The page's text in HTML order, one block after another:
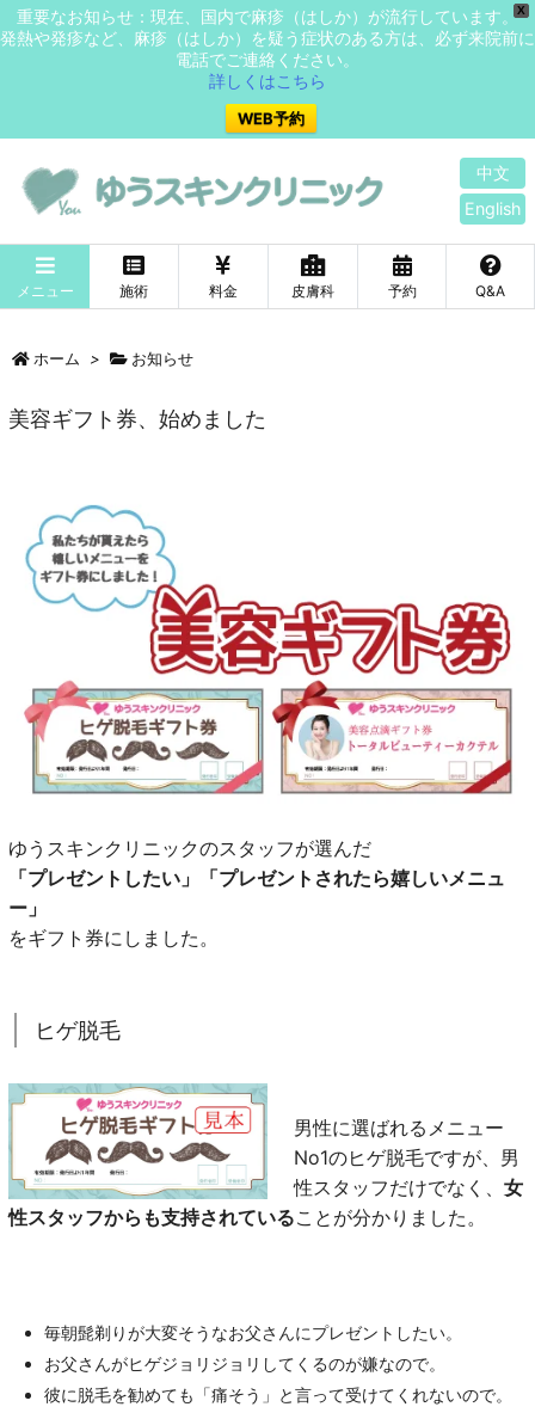
X
重要なお知らせ：現在、国内で麻疹（はしか）が流行しています。
発熱や発疹など、麻疹（はしか）を疑う症状のある方は、必ず来院前に
電話でご連絡ください。
詳しくはこちら
WEB予約
中文
English
メニュー 施術 料金 皮膚科 予約 Q&A
ホーム > お知らせ
美容ギフト券、始めました
ゆうスキンクリニックのスタッフが選んだ
「プレゼントしたい」「プレゼントされたら嬉しいメニュ
ー」
をギフト券にしました。
ヒゲ脱毛
男性に選ばれるメニュー
No1のヒゲ脱毛ですが、男
性スタッフだけでなく、 女
性スタッフからも支持されていることが分かりました。
毎朝髭剃りが大変そうなお父さんにプレゼントしたい。
お父さんがヒゲジョリジョリしてくるのが嫌なので。
彼に脱毛を勧めても「痛そう」と言って受けてくれないので。